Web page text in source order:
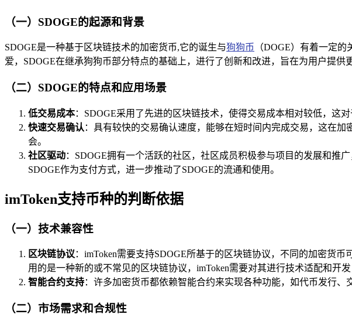
（一）SDOGE的起源和背景
SDOGE是一种基于区块链技术的加密货币,它的诞生与狗狗币
（DOGE）有着一定
爱，SDOGE在继承狗狗币部分特点的基础上，进行了创新和改进，旨在为用户提供
（二）SDOGE的特点和应用场景
低交易成本：SDOGE采用了先进的区块链技术，使得交易成本相对较低，这
快速交易确认 ：具有较快的交易确认速度，能够在短时间内完成交易，这在
会。
社区驱动：SDOGE拥有一个活跃的社区，社区成员积极参与项目的发展和推
SDOGE作为支付方式，进一步推动了SDOGE的流通和使用。
imToken支持币种的判断依据
（一）技术兼容性
区块链协议 ：imToken需要支持SDOGE所基于的区块链协议，不同的加密货
用的是一种新的或不常见的区块链协议，imToken需要对其进行技术适配和开
智能合约支持：许多加密货币都依赖智能合约来实现各种功能，如代币发行、
（二）市场需求和合规性